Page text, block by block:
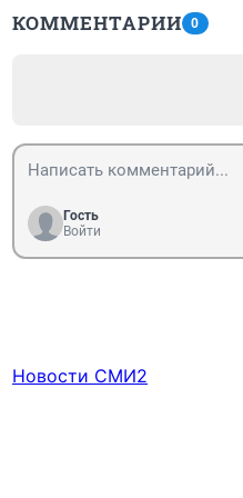
КОММЕНТАРИИ 0
Гость
Войти
Новости СМИ2